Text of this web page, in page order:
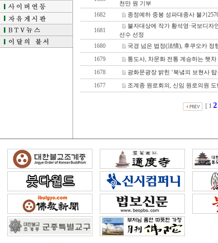
천만 원 기부
1682
종정예하 중봉 성파대종사 불기
1681
불자대상에 작가 황석영·국보디자
선수 선정
1680
국경 넘은 법정(法情), 후쿠오카 정
1679
통도사, 차문화 전통 계승하는 햇
1678
광화문광장 밝힌 ‘북녘의 보현사
1677
조계종 원로회의, 신임 원로의원
[ 1 2